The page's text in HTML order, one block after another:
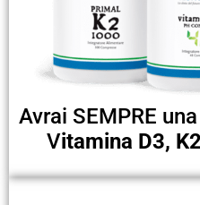
Avrai SEMPRE una
Vitamina D3,